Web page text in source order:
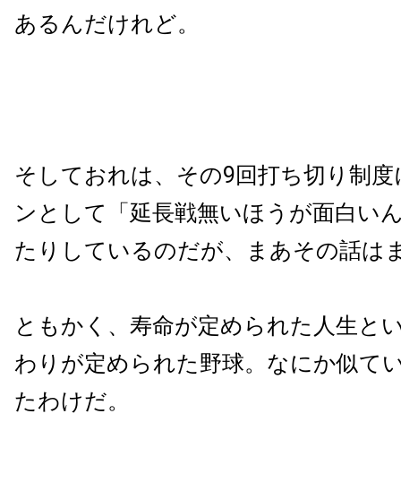
あるんだけれど。
そしておれは、その9回打ち切り制
ンとして「延長戦無いほうが面白い
たりしているのだが、まあその話は
ともかく、寿命が定められた人生と
わりが定められた野球。なにか似て
たわけだ。